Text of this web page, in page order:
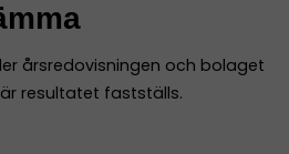
årsredovisningen och bolaget
resultatet fastställs.